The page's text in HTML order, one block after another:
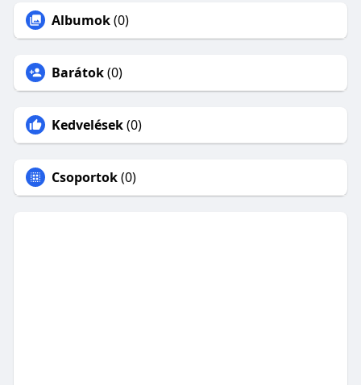
Albumok(0)
Barátok(0)
Kedvelések(0)
Csoportok(0)